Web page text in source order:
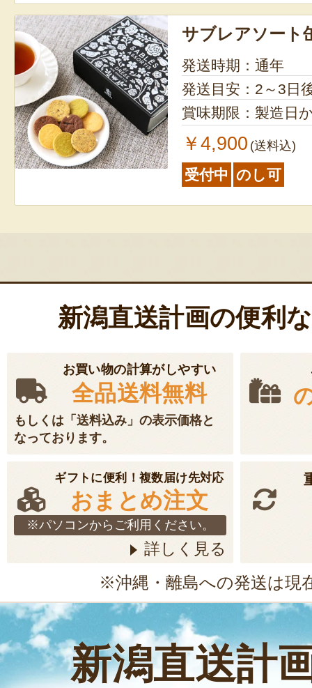
サブレアソート
発送時期：通年
発送目安：2～3日
賞味期限：製造日
￥4,900 (送料込)
受付中 のし可
新潟直送計画の便利
お買い物の計算がしやすい
全品送料無料
もしくは「送料込み」の表示価格と
なっております。
ギフトに便利！複数届け先対応
おまとめ注文
※パソコンからご利用ください。
詳しく見る
※沖縄・離島への発送は現
新潟直送計